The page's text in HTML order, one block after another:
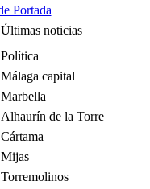
Portada
Últimas noticias
Política
Málaga capital
Marbella
Alhaurín de la Torre
Cártama
Mijas
Torremolinos